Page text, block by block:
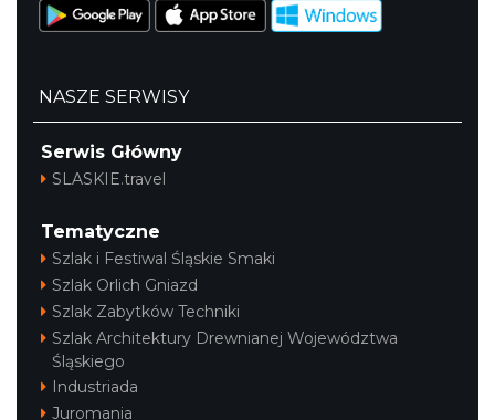
NASZE SERWISY
Serwis Główny
SLASKIE.travel
Tematyczne
Szlak i Festiwal Śląskie Smaki
Szlak Orlich Gniazd
Szlak Zabytków Techniki
Szlak Architektury Drewnianej Województwa
Śląskiego
Industriada
Juromania